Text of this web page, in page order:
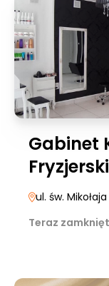
Gabinet
ul. św.
Teraz